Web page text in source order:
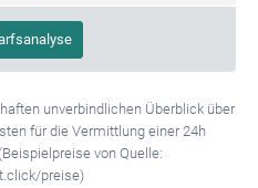
unverbindlichen Überblick über
für die Vermittlung einer 24h
von Quelle:
preise)